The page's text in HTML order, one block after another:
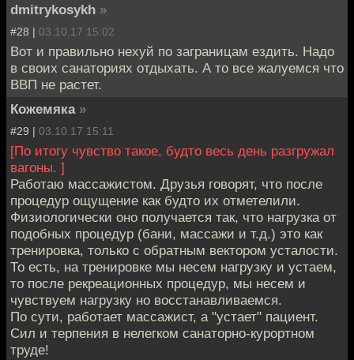
dmitrykosykh »
#28 | 03.10.17 15:02
Вот и правильно нехуй по заграницам ездить. Надо
в своих санаториях отдыхать. А то все жалуемся что
ВВП не растет.
Кожемяка »
#29 | 03.10.17 15:11
[По итогу чувство такое, будто весь день разгружал
вагоны. ]
Работаю массажистом. Друзья говорят, что после
процедур ощущение как будто их отметелили.
Физиологически оно получается так, что нагрузка от
подобных процедур (бани, массажи и т.д.) это как
тренировка, только с обратным вектором усталости.
То есть, на тренировке мы несем нагрузку и устаем,
то после рекреационных процедур, мы несем и
чувствуем нагрузку но восстанавливаемся.
По сути, работает массажист, а "устает" пациент.
Сил и терпения в нелегком санаторно-курортном
труде!